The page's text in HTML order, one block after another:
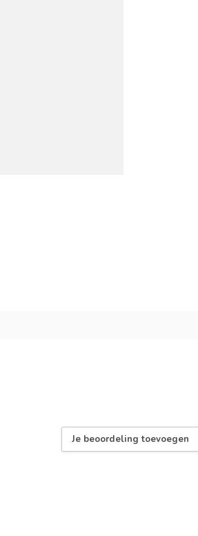
Je beoordeling toevoegen